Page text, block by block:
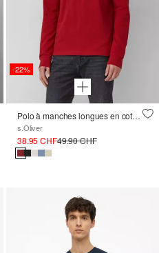
-22%
Polo à manches longues en coton piqué avec poignets
s.Oliver
38.95 CHF49.90 CHF